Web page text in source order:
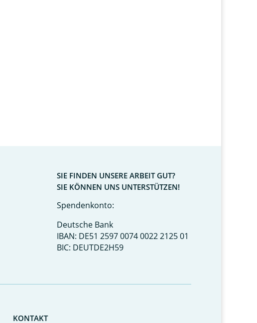
SIE FINDEN UNSERE ARBEIT GUT?
SIE KÖNNEN UNS UNTERSTÜTZEN!
Spendenkonto:
Deutsche Bank
IBAN: DE51 2597 0074 0022 2125 01
BIC: DEUTDE2H59
KONTAKT